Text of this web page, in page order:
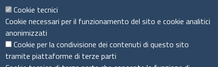
Cookie tecnici
Cookie necessari per il funzionamento del sito e cookie analitici
anonimizzati
Cookie per la condivisione dei contenuti di questo sito
tramite piattaforme di terze parti